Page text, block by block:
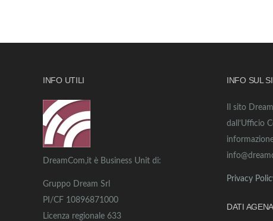
INFO UTILI
DreamCom,it è Business Unit di:
Gruppo Dream Srl
PI/CF 10896871000
Licenza regionale 633
INFO SUL
Il sito
dall’Ufficio
Privacy
DATI